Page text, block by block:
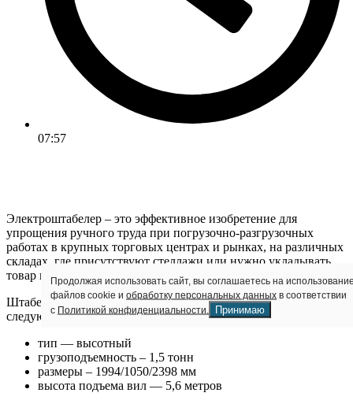
07:57
Электроштабелер – это эффективное изобретение для
упрощения ручного труда при погрузочно-разгрузочных
работах в крупных торговых центрах и рынках, на различных
складах, где присутствуют стеллажи или нужно укладывать
товар в штабели.
Штабелер SDR 1556, который предлагает наша фирма, имеет
следующие характеристики:
тип — высотный
грузоподъемность – 1,5 тонн
размеры – 1994/1050/2398 мм
высота подъема вил — 5,6 метров
Продолжая использовать сайт, вы соглашаетесь на
файлов cookie и обработку персональных данных в соответствии
с Политикой конфиденциальности. Принимаю